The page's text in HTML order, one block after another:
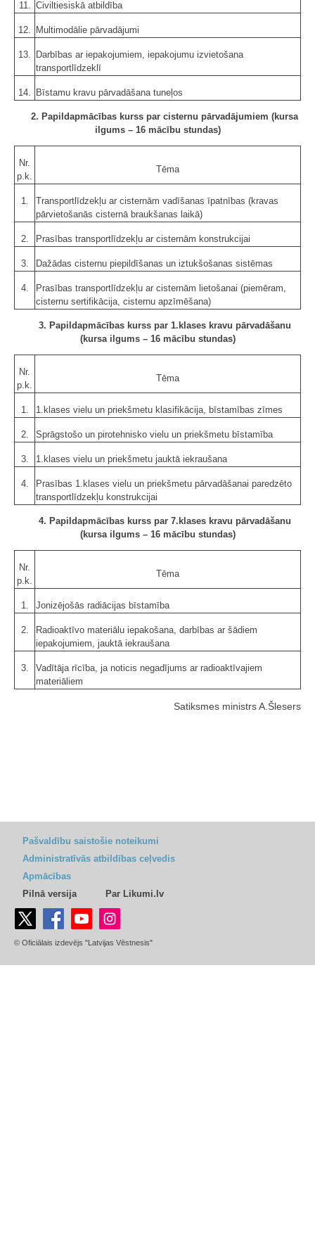
11. Civiltiesiskā atbildība
12. Multimodālie pārvadājumi
13.
Darbības ar iepakojumiem, iepakojumu izvietošana
transportlīdzeklī
14. Bīstamu kravu pārvadāšana tuneļos
2. Papildapmācības kurss par cisternu pārvadājumiem (kursa
ilgums – 16 mācību stundas)
Nr.
p.k.
Tēma
1.
Transportlīdzekļu ar cisternām vadīšanas īpatnības (kravas
pārvietošanās cisternā braukšanas laikā)
2. Prasības transportlīdzekļu ar cisternām konstrukcijai
3. Dažādas cisternu piepildīšanas un iztukšošanas sistēmas
4.
Prasības transportlīdzekļu ar cisternām lietošanai (piemēram,
cisternu sertifikācija, cisternu apzīmēšana)
3. Papildapmācības kurss par 1.klases kravu pārvadāšanu
(kursa ilgums – 16 mācību stundas)
Nr.
p.k.
Tēma
1. 1.klases vielu un priekšmetu klasifikācija, bīstamības zīmes
2. Sprāgstošo un pirotehnisko vielu un priekšmetu bīstamība
3. 1.klases vielu un priekšmetu jauktā iekraušana
4.
Prasības 1.klases vielu un priekšmetu pārvadāšanai paredzēto
transportlīdzekļu konstrukcijai
4. Papildapmācības kurss par 7.klases kravu pārvadāšanu
(kursa ilgums – 16 mācību stundas)
Nr.
p.k.
Tēma
1. Jonizējošās radiācijas bīstamība
2.
Radioaktīvo materiālu iepakošana, darbības ar šādiem
iepakojumiem, jauktā iekraušana
3.
Vadītāja rīcība, ja noticis negadījums ar radioaktīvajiem
materiāliem
Satiksmes ministrs A.Šlesers
Pašvaldību saistošie noteikumi
Administratīvās atbildības ceļvedis
Apmācības
Pilnā versija
Par Likumi.lv
© Oficiālais izdevējs "Latvijas Vēstnesis"